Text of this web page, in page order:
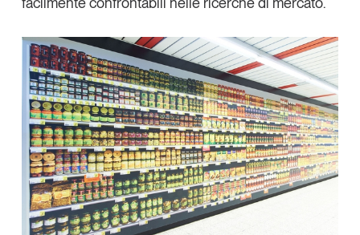
Un anno di
Tendenze2026
Leggi il magazine